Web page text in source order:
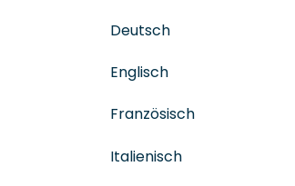
Deutsch
Englisch
Französisch
Italienisch